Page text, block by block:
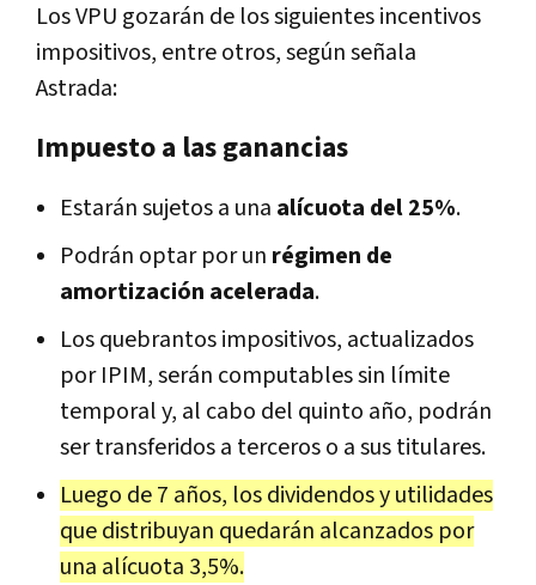
Los VPU gozarán de los siguientes incentivos
impositivos, entre otros, según señala
Astrada:
Impuesto a las ganancias
Estarán sujetos a una alícuota del 25%.
Podrán optar por un régimen de
amortización acelerada.
Los quebrantos impositivos, actualizados
por IPIM, serán computables sin límite
temporal y, al cabo del quinto año, podrán
ser transferidos a terceros o a sus titulares.
Luego de 7 años, los dividendos y utilidades
que distribuyan quedarán alcanzados por
una alícuota 3,5%.